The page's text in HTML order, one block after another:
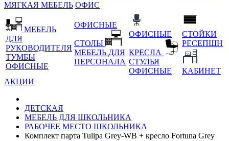
МЯГКАЯ МЕБЕЛЬ ОФИС
МЕБЕЛЬ
ДЛЯ
РУКОВОДИТЕЛЯ
ТУМБЫ
ОФИСНЫЕ
ОФИСНЫЕ
СТОЛЫ
МЕБЕЛЬ ДЛЯ
ПЕРСОНАЛА
ОФИСНЫЕ
КРЕСЛА
СТУЛЬЯ
ОФИСНЫЕ
СТОЙКИ
РЕСЕПШН
КАБИНЕТ
АКЦИИ
ДЕТСКАЯ
МЕБЕЛЬ ДЛЯ ШКОЛЬНИКА
РАБОЧЕЕ МЕСТО ШКОЛЬНИКА
Комплект парта Tulipa Grey-WB + кресло Fortuna Grey